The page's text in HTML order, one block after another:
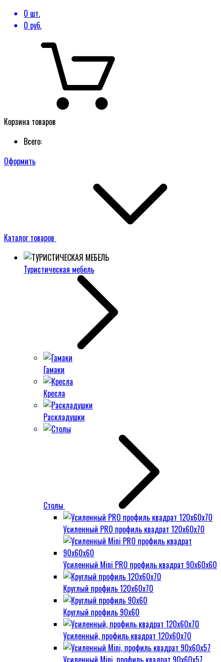
0 шт.
0 руб.
Корзина товаров
Всего:
Оформить
Каталог товаров
Туристическая мебель
Гамаки
Кресла
Раскладушки
Столы
Усиленный PRO профиль квадрат 120х60х70
Усиленный Mini PRO профиль квадрат 90х60х60
Круглый профиль 120х60х70
Круглый профиль 90х60
Усиленный, профиль квадрат 120х60х70
Усиленный Mini, профиль квадрат 90х60х57